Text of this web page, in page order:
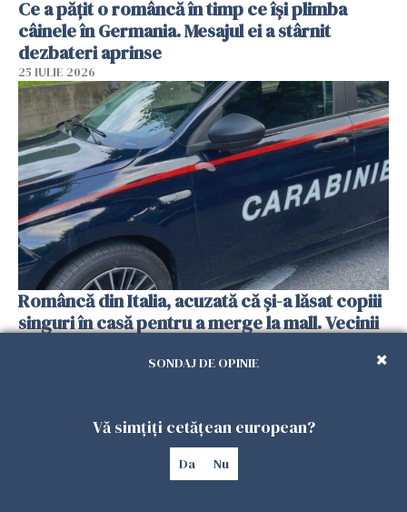
Ce a pățit o româncă în timp ce își plimba
câinele în Germania. Mesajul ei a stârnit
dezbateri aprinse
25 IULIE 2026
Româncă din Italia, acuzată că și-a lăsat copiii
singuri în casă pentru a merge la mall. Vecinii
SONDAJ DE OPINIE
Vă simțiți cetățean european?
Da Nu